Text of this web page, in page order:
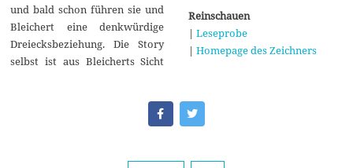
und bald schon führen sie und
Bleichert eine denkwürdige
Dreiecksbeziehung. Die Story
selbst ist aus Bleicherts Sicht
Reinschauen
| Leseprobe
| Homepage des Zeichners